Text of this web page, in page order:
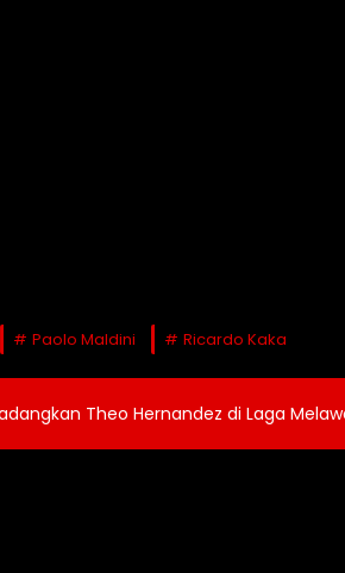
Paolo Maldini Ricardo Kaka
Theo Hernandez di Laga